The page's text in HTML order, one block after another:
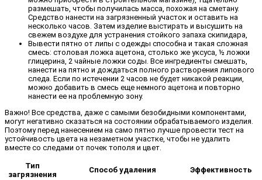
размешать, чтобы получилась масса, похожая на сметану.
Средство нанести на загрязненный участок и оставить на
несколько часов. Затем изделие выстирать и высушить на
свежем воздухе для устранения стойкого запаха скипидара,
Вывести пятно от липы с одежды способна и такая сложная
смесь: столовая ложка ацетона, столько же уксуса, ½ ложки
глицерина, 2 чайные ложки соды. Все ингредиенты смешать,
нанести на пятно и дождаться полного растворения липового
следа. Если по истечении 2 часов не будет никакой реакции,
можно добавить в смесь еще немного ацетона и повторно
нанести ее на проблемную зону.
Важно! Все средства, даже с самыми безобидными компонентами,
могут негативно сказаться на состоянии обрабатываемого изделия.
Поэтому перед нанесением на само пятно лучше провести тест на
устойчивость цвета на незаметном участке, чтобы не удалить
вместе со следами от почек тополя и цвет.
Тип
загрязнения
Способ удаления
Эффективность